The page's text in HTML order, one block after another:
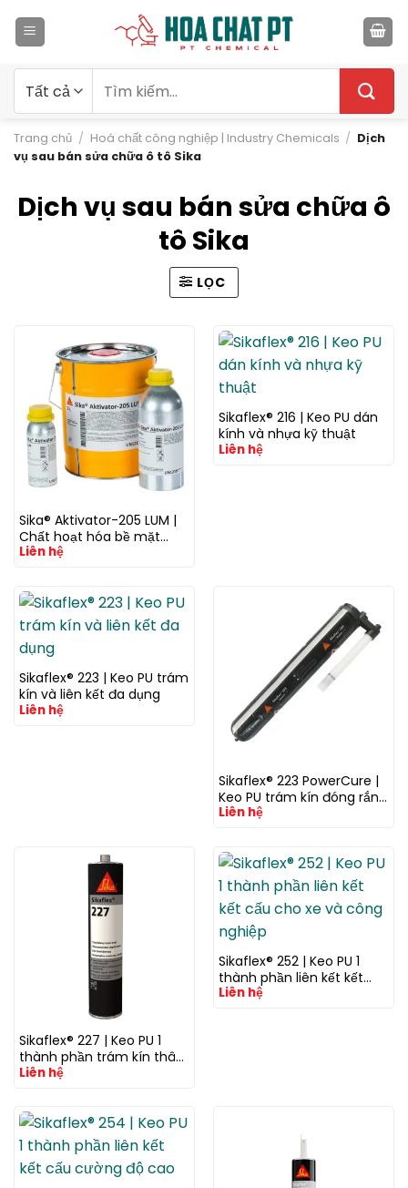
qua
kiếm:
Trang chủ / Hoá chất công nghiệp | Industry Chemicals / Dịch
vụ sau bán sửa chữa ô tô Sika
Dịch vụ sau bán sửa chữa ô
tô Sika
LỌC
Sika® Aktivator-205 LUM |
Chất hoạt hóa bề mặt
tăng bám dính cho keo và
Liên hệ
Sikaflex® 216 | Keo PU dán
kính và nhựa kỹ thuật
Liên hệ
Sikaflex® 223 | Keo PU trám
kín và liên kết đa dụng
Liên hệ
Sikaflex® 223 PowerCure |
Keo PU trám kín đóng rắn
nhanh
Liên hệ
Sikaflex® 227 | Keo PU 1
thành phần trám kín thân
xe
Liên hệ
Sikaflex® 252 | Keo PU 1
thành phần liên kết kết
cấu cho xe và công
Liên hệ